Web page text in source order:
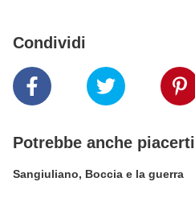
Condividi
Potrebbe anche piacerti
Sangiuliano, Boccia e la guerra